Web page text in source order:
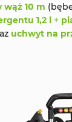
10 m
1,2 l +
uchwyt na